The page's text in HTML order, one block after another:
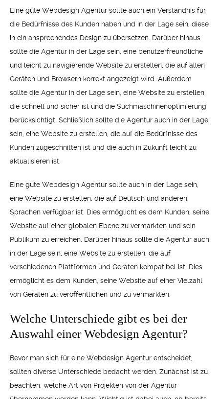
Eine gute Webdesign Agentur sollte auch ein Verständnis für
die Bedürfnisse des Kunden haben und in der Lage sein, diese
in ein ansprechendes Design zu übersetzen. Darüber hinaus
sollte die Agentur in der Lage sein, eine benutzerfreundliche
und leicht zu navigierende Website zu erstellen, die auf allen
Geräten und Browsern korrekt angezeigt wird. Außerdem
sollte die Agentur in der Lage sein, eine Website zu erstellen,
die schnell und sicher ist und die Suchmaschinenoptimierung
berücksichtigt. Schließlich sollte die Agentur auch in der Lage
sein, eine Website zu erstellen, die auf die Bedürfnisse des
Kunden zugeschnitten ist und die auch in Zukunft leicht zu
aktualisieren ist.
Eine gute Webdesign Agentur sollte auch in der Lage sein,
eine Website zu erstellen, die auf Deutsch und anderen
Sprachen verfügbar ist. Dies ermöglicht es dem Kunden, seine
Website auf einer globalen Ebene zu vermarkten und sein
Publikum zu erreichen. Darüber hinaus sollte die Agentur auch
in der Lage sein, eine Website zu erstellen, die auf
verschiedenen Plattformen und Geräten kompatibel ist. Dies
ermöglicht es dem Kunden, seine Website auf einer Vielzahl
von Geräten zu veröffentlichen und zu vermarkten.
Welche Unterschiede gibt es bei der
Auswahl einer Webdesign Agentur?
Bevor man sich für eine Webdesign Agentur entscheidet,
sollten diverse Unterschiede bedacht werden. Zunächst ist zu
beachten, welche Art von Projekten von der Agentur